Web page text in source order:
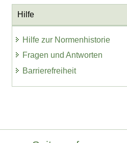
Hilfe
Hilfe zur Normenhistorie
Fragen und Antworten
Barrierefreiheit